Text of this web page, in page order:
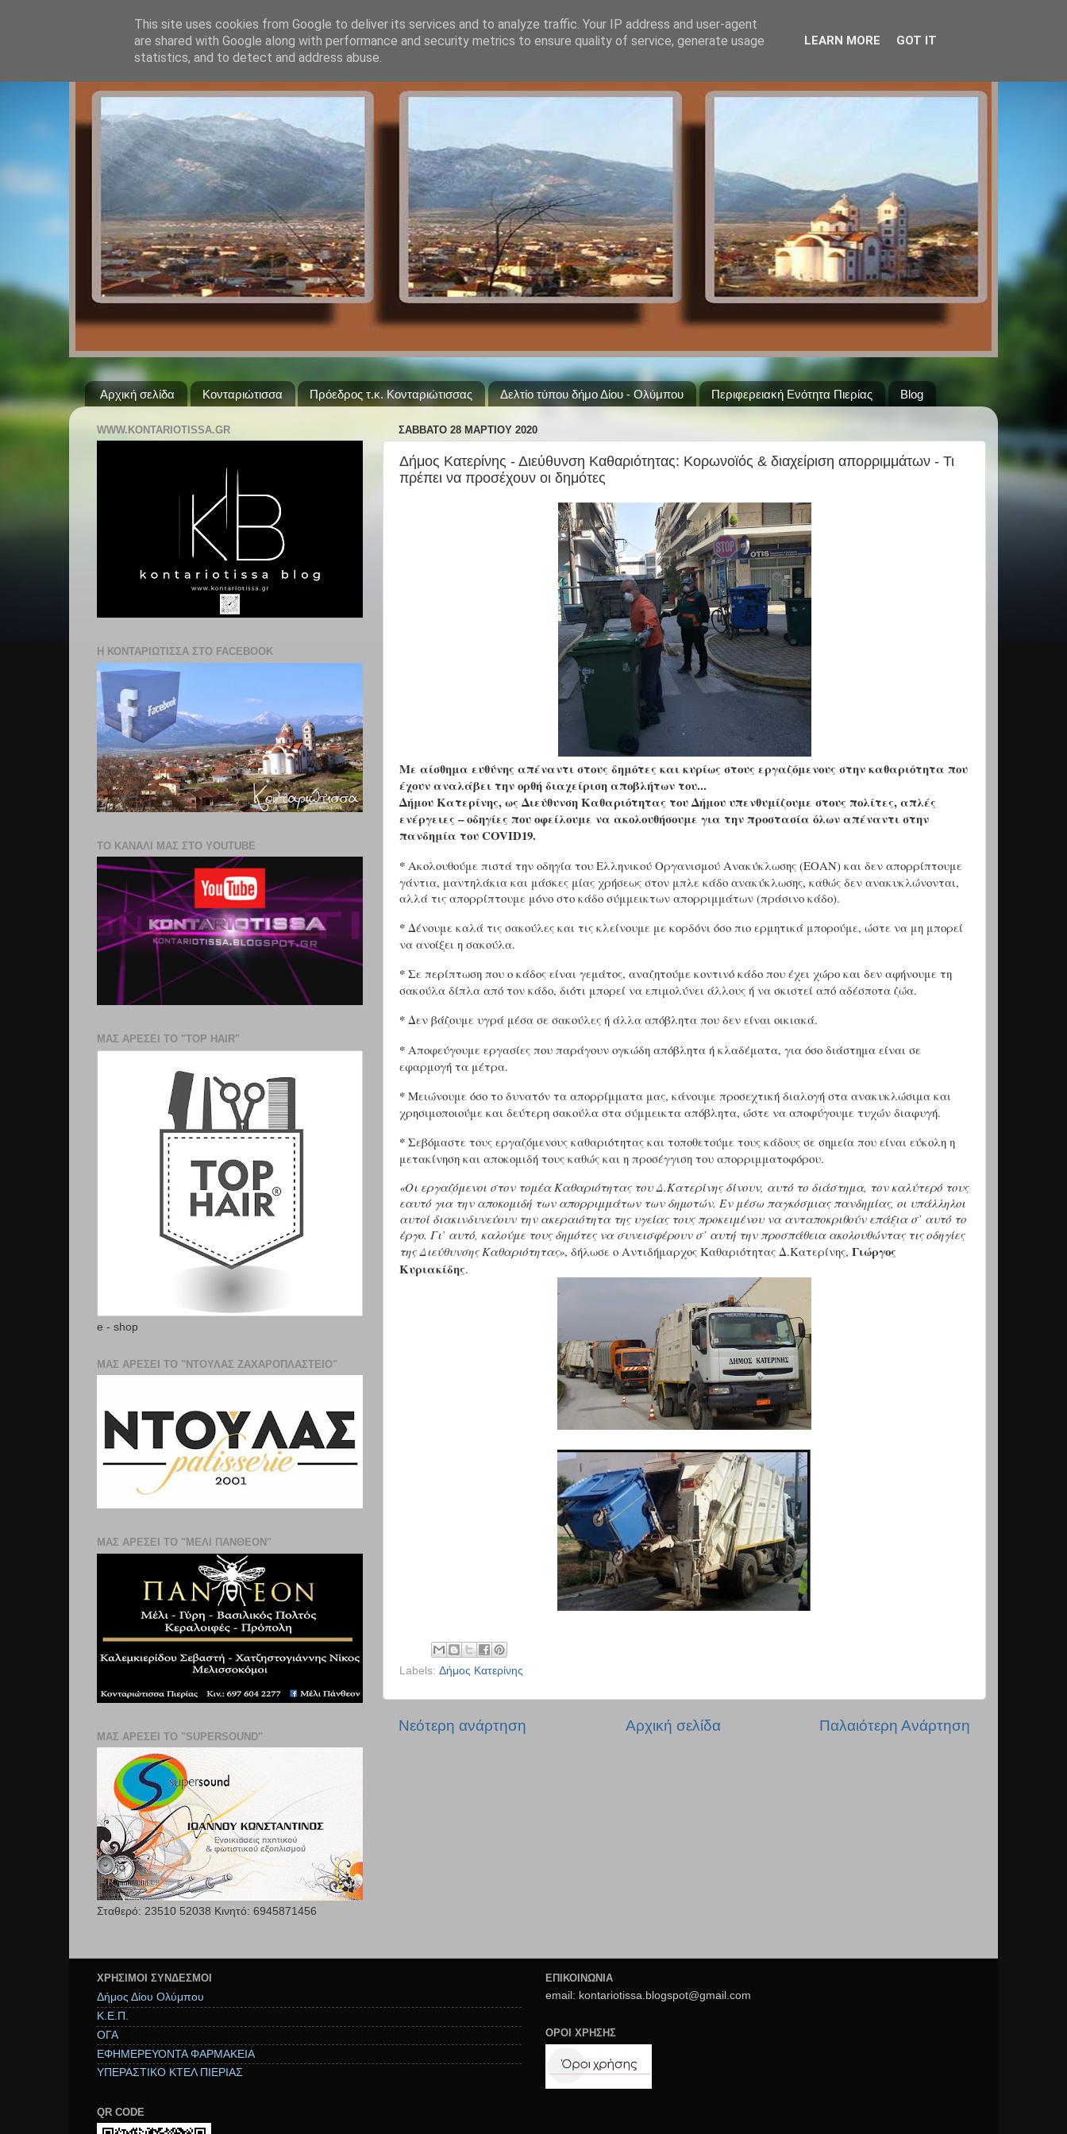
Αρχική σελίδα Κονταριώτισσα Πρόεδρος τ.κ. Κονταριώτισσας Δελτίο τύπου δήμο Δίου - Ολύμπου Περιφερειακή Ενότητα Πιερίας Blog
ΣΆΒΒΑΤΟ 28 ΜΑΡΤΊΟΥ 2020
Δήμος Κατερίνης - Διεύθυνση Καθαριότητας: Κορωνοϊός & διαχείριση απορριμμάτων - Τι
πρέπει να προσέχουν οι δημότες
Με αίσθημα ευθύνης απέναντι στους δημότες και κυρίως στους εργαζόμενους στην καθαριότητα που
έχουν αναλάβει την ορθή διαχείριση αποβλήτων του...
Δήμου Κατερίνης, ως Διεύθυνση Καθαριότητας του Δήμου υπενθυμίζουμε στους πολίτες, απλές
ενέργειες – οδηγίες που οφείλουμε να ακολουθήσουμε για την προστασία όλων απέναντι στην
πανδημία τουCOVID19.
* Ακολουθούμε πιστά την οδηγία του Ελληνικού Οργανισμού Ανακύκλωσης (ΕΟΑΝ) και δεν απορρίπτουμε
γάντια, μαντηλάκια και μάσκες μίας χρήσεως στον μπλε κάδο ανακύκλωσης, καθώς δεν ανακυκλώνονται,
αλλά τις απορρίπτουμε μόνο στο κάδο σύμμεικτων απορριμμάτων (πράσινο κάδο).
* Δένουμε καλά τις σακούλες και τις κλείνουμε με κορδόνι όσο πιο ερμητικά μπορούμε, ώστε να μη μπορεί
να ανοίξει η σακούλα.
* Σε περίπτωση που ο κάδος είναι γεμάτος, αναζητούμε κοντινό κάδο που έχει χώρο και δεν αφήνουμε τη
σακούλα δίπλα από τον κάδο, διότι μπορεί να επιμολύνει άλλους ή να σκιστεί από αδέσποτα ζώα.
* Δεν βάζουμε υγρά μέσα σε σακούλες ή άλλα απόβλητα που δεν είναι οικιακά.
* Αποφεύγουμε εργασίες που παράγουν ογκώδη απόβλητα ή κλαδέματα, για όσο διάστημα είναι σε
εφαρμογή τα μέτρα.
* Μειώνουμε όσο το δυνατόν τα απορρίμματα μας, κάνουμε προσεχτική διαλογή στα ανακυκλώσιμα και
χρησιμοποιούμε και δεύτερη σακούλα στα σύμμεικτα απόβλητα, ώστε να αποφύγουμε τυχών διαφυγή.
* Σεβόμαστε τους εργαζόμενους καθαριότητας και τοποθετούμε τους κάδους σε σημεία που είναι εύκολη η
μετακίνηση και αποκομιδή τους καθώς και η προσέγγιση του απορριμματοφόρου.
«Οι εργαζόμενοι στον τομέα Καθαριότητας του Δ.Κατερίνης δίνουν, αυτό το διάστημα, τον καλύτερό τους
εαυτό για την αποκομιδή των απορριμμάτων των δημοτών. Εν μέσω παγκόσμιας πανδημίας, οι υπάλληλοι
αυτοί διακινδυνεύουν την ακεραιότητα της υγείας τους προκειμένου να ανταποκριθούν επάξια σ’ αυτό το
έργο. Γι’ αυτό, καλούμε τους δημότες να συνεισφέρουν σ’ αυτή την προσπάθεια ακολουθώντας τις οδηγίες
της Διεύθυνσης Καθαριότητας», δήλωσε ο Αντιδήμαρχος Καθαριότητας Δ.Κατερίνης, Γιώργος
Κυριακίδης.
Labels: Δήμος Κατερίνης
Νεότερη ανάρτηση Παλαιότερη Ανάρτηση
Αρχική σελίδα
WWW.KONTARIOTISSA.GR
Η ΚΟΝΤΑΡΙΩΤΙΣΣΑ ΣΤΟ FACEBOOK
ΤΟ ΚΑΝΑΛΙ ΜΑΣ ΣΤΟ YOUTUBE
ΜΑΣ ΑΡΕΣΕΙ ΤΟ "TOP HAIR"
e - shop
ΜΑΣ ΑΡΕΣΕΙ ΤΟ "ΝΤΟΥΛΑΣ ΖΑΧΑΡΟΠΛΑΣΤΕΊΟ"
ΜΑΣ ΑΡΕΣΕΙ ΤΟ "ΜΕΛΙ ΠΑΝΘΕΟΝ"
ΜΑΣ ΑΡΕΣΕΙ ΤΟ "SUPERSOUND"
Σταθερό: 23510 52038 Κινητό: 6945871456
ΧΡΉΣΙΜΟΙ ΣΥΝΔΕΣΜΟΙ
Δήμος Δίου Ολύμπου
Κ.Ε.Π.
ΟΓΑ
ΕΦΗΜΕΡΕΥΟΝΤΑ ΦΑΡΜΑΚΕΙΑ
ΥΠΕΡΑΣΤΙΚΟ ΚΤΕΛ ΠΙΕΡΙΑΣ
QR CODE
ΕΠΙΚΟΙΝΩΝΙΑ
email: kontariotissa.blogspot@gmail.com
ΟΡΟΙ ΧΡΗΣΗΣ
This site uses cookies from Google to deliver its services and to analyze traffic. Your IP address and user-agent
are shared with Google along with performance and security metrics to ensure quality of service, generate usage
statistics, and to detect and address abuse.
LEARN MORE GOT IT